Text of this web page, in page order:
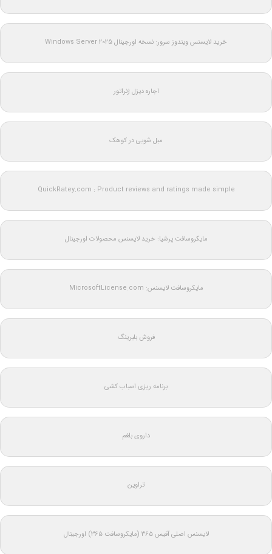
خرید لایسنس ویندوز سرور: نسخه اورجینال Windows Server 2025
اجاره دیزل ژنراتور
مبل شویی در کوهک
QuickRatey.com : Product reviews and ratings made simple
مایکروسافت پرشیا: خرید لایسنس محصولات اورجینال
مایکروسافت لایسنس: MicrosoftLicense.com
فروش بلبرینگ
برنامه ریزی اسباب کشی
داروی بلغم
تراوین
لایسنس اصلی آفیس ۳۶۵ (مایکروسافت ۳۶۵) اورجینال